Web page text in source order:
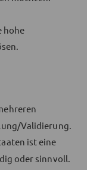
hohe
Validierung.
ist eine
oder sinnvoll.